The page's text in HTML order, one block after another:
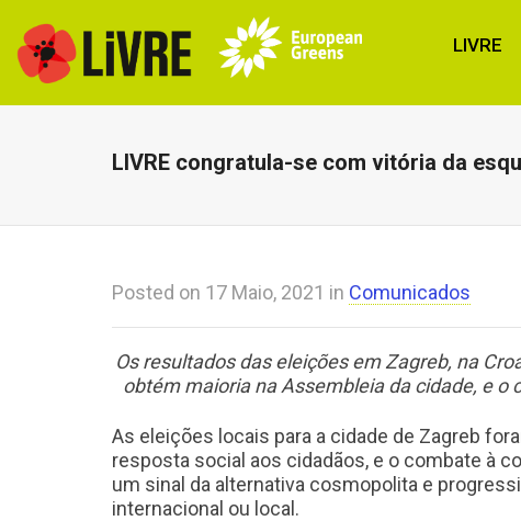
LIVRE
LIVRE congratula-se com vitória da
Posted on 17 Maio, 2021 in Comunicados
Os resultados das eleições em Zagreb, na
obtém maioria na Assembleia da cidade, e
As eleições locais para a cidade de Zagreb
resposta social aos cidadãos, e o combate à
um sinal da alternativa cosmopolita e
internacional ou local.